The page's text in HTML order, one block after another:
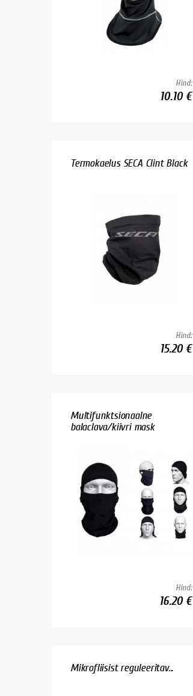
Hind:
10.10 €
Termokaelus SECA Clint Black
Hind:
15.20 €
Multifunktsionaalne
balaclava/kiivri mask
Hind:
16.20 €
Mikrofliisist reguleeritav...